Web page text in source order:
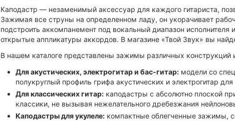
Каподастр — незаменимый аксессуар для каждого гитариста,
Зажимая все струны на определенном ладу, он укорачивает
подстроить аккомпанемент под вокальный диапазон
открытые аппликатуры аккордов. В магазине «Твой Звук» вы
В нашем каталоге представлены зажимы различных конструкций
Для акустических, электрогитар и бас-гитар: модели со
полукруглый профиль грифа акустических и электрогитар
Для классических гитар: каподастры с абсолютно плоской
классики, не вызывая нежелательного дребезжания
Каподастры для укулеле: компактные облегченные зажимы,